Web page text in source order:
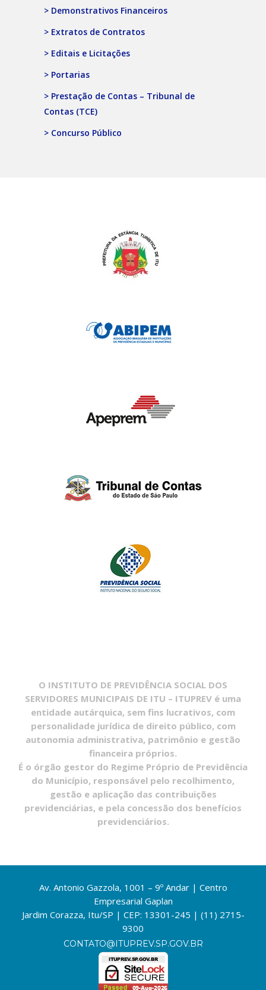
> Demonstrativos Financeiros
> Extratos de Contratos
> Editais e Licitações
> Portarias
> Prestação de Contas – Tribunal de
Contas (TCE)
> Concurso Público
O INSTITUTO DE PREVIDÊNCIA SOCIAL DOS
SERVIDORES MUNICIPAIS DE ITU – ITUPREV é uma
entidade autárquica, sem fins lucrativos, com
personalidade jurídica de direito público, com
autonomia administrativa, patrimônio e gestão
financeira próprios.
É o órgão gestor do Regime Próprio de Previdência
do Município, responsável pelo recolhimento,
gestão e aplicação das contribuições
previdenciárias, e pela concessão dos benefícios
previdenciários.
Av. Antonio Gazzola, 1001 – 9º Andar | Centro
Empresarial Gaplan
Jardim Corazza, Itu/SP | CEP: 13301-245 | (11) 2715-
9300
CONTATO@ITUPREV.SP.GOV.BR